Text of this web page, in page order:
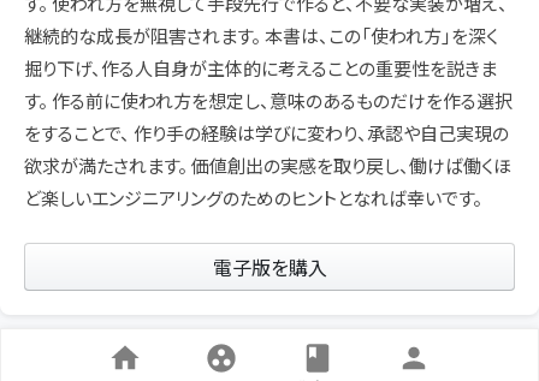
継続的な成長が阻害されます。 本書は、この「使われ方」を深く
掘り下げ、作る人自身が主体的に考えることの重要性を説きま
す。 作る前に使われ方を想定し、意味のあるものだけを作る選択
をすることで、 作り手の経験は学びに変わり、承認や自己実現の
欲求が満たされます。 価値創出の実感を取り戻し、働けば働くほ
ど楽しいエンジニアリングのためのヒントとなれば幸いです。
電子版を購入